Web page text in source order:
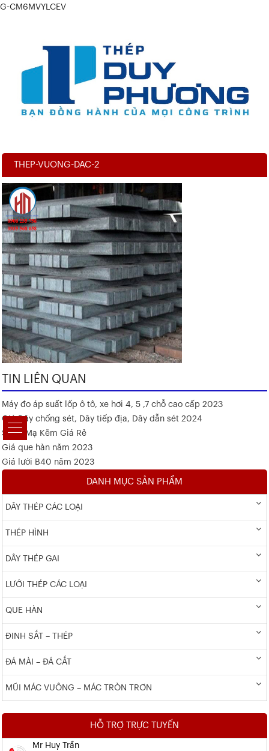
G-CM6MVYLCEV
THEP-VUONG-DAC-2
TIN LIÊN QUAN
Máy đo áp suất lốp ô tô, xe hơi 4, 5 ,7 chỗ cao cấp 2023
Giá Dây chống sét, Dây tiếp địa, Dây dẫn sét 2024
Sắt V Mạ Kẽm Giá Rẻ
Giá que hàn năm 2023
Giá lưới B40 năm 2023
DANH MỤC SẢN PHẨM
DÂY THÉP CÁC LOẠI
THÉP HÌNH
DÂY THÉP GAI
LƯỚI THÉP CÁC LOẠI
QUE HÀN
ĐINH SẮT – THÉP
ĐÁ MÀI – ĐÁ CẮT
MŨI MÁC VUÔNG – MÁC TRÒN TRƠN
HỖ TRỢ TRỰC TUYẾN
Mr Huy Trần